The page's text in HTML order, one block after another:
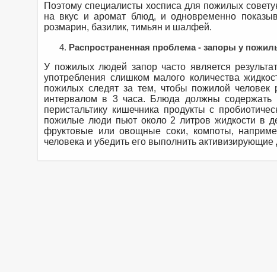
Поэтому специалисты хосписа для пожилых
на вкус и аромат блюд, и одновременно
розмарин, базилик, тимьян и шалфей.
Распространенная проблема - запоры у
У пожилых людей запор часто является
употребления слишком малого количества
пожилых следят за тем, чтобы пожилой
интервалом в 3 часа. Блюда должны содержать
перистальтику кишечника продукты с
пожилые люди пьют около 2 литров жидкости в
фруктовые или овощные соки, компоты,
человека и убедить его выполнить активизирующие